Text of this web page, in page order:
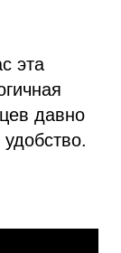
эта
давно